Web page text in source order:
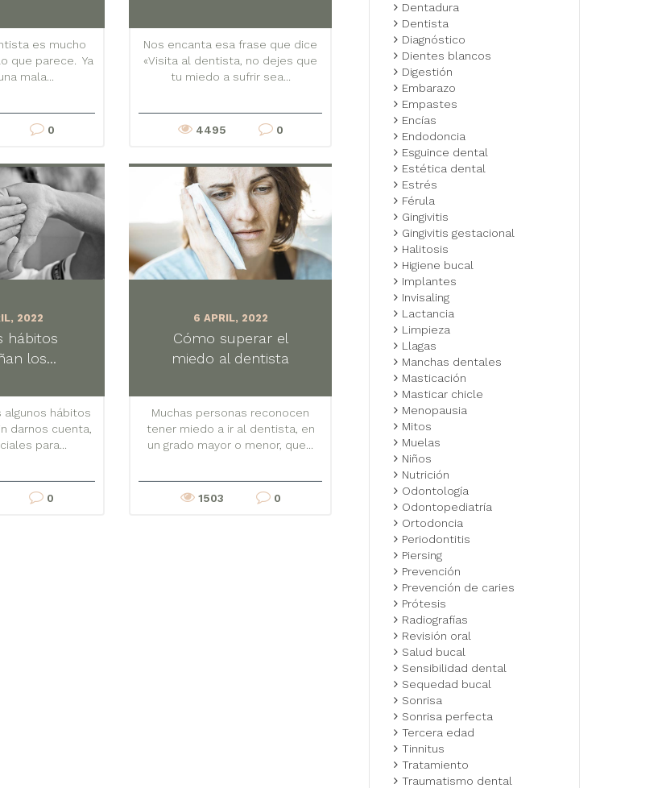
es mucho
que parece. Ya
mala...
0
Nos encanta esa frase que dice
«Visita al dentista, no dejes que
tu miedo a sufrir sea...
4495 0
2022
hábitos
los...
hábitos
darnos cuenta,
para...
0
6 APRIL, 2022
Cómo superar el
miedo al dentista
Muchas personas reconocen
tener miedo a ir al dentista, en
un grado mayor o menor, que...
1503 0
Dentadura
Dentista
Diagnóstico
Dientes blancos
Digestión
Embarazo
Empastes
Encías
Endodoncia
Esguince dental
Estética dental
Estrés
Férula
Gingivitis
Gingivitis gestacional
Halitosis
Higiene bucal
Implantes
Invisaling
Lactancia
Limpieza
Llagas
Manchas dentales
Masticación
Masticar chicle
Menopausia
Mitos
Muelas
Niños
Nutrición
Odontología
Odontopediatría
Ortodoncia
Periodontitis
Piersing
Prevención
Prevención de caries
Prótesis
Radiografías
Revisión oral
Salud bucal
Sensibilidad dental
Sequedad bucal
Sonrisa
Sonrisa perfecta
Tercera edad
Tinnitus
Tratamiento
Traumatismo dental